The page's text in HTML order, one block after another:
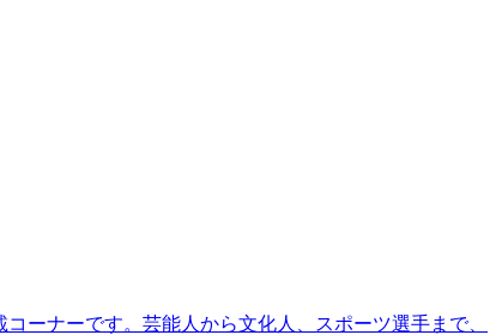
ーナーです。芸能人から文化人、スポーツ選手まで、